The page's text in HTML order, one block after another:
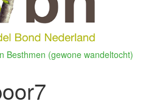
Besthmen (gewone wandeltocht)